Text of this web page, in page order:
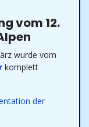
vom 12.
wurde vom
komplett
der